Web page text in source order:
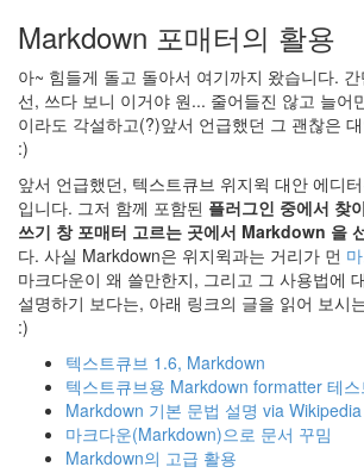
Markdown 포매터의 활용
아~ 힘들게 돌고 돌아서 여기까지 왔습니다.
선, 쓰다 보니 이거야 원... 줄어들진 않고 늘어
이라도 각설하고(?)앞서 언급했던 그 괜찮은
:)
앞서 언급했던, 텍스트큐브 위지윅 대안 에디
입니다. 그저 함께 포함된 플러그인 중에서 찾
쓰기 창 포매터 고르는 곳에서 Markdown 을
다. 사실 Markdown은 위지윅과는 거리가 먼
마크다운이 왜 쓸만한지, 그리고 그 사용법에
설명하기 보다는, 아래 링크의 글을 읽어 보시
:)
텍스트큐브 1.6, Markdown
텍스트큐브용 Markdown formatter 테스
Markdown 기본 문법 설명 via Wikipedia
마크다운(Markdown)으로 문서 꾸밈
Markdown의 고급 활용
Posts
무
엇
을
찾
아
오
셨
든
더
이